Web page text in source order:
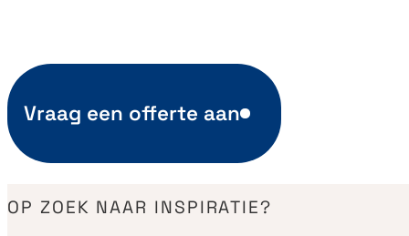
Vraag een offerte aan
OP ZOEK NAAR INSPIRATIE?